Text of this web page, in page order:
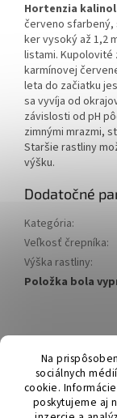
Na
sociálnych
cookie.
poskytujeme aj
Hortenzia
červeno
ker vysoký až 1,2
listami.
karmínovej
leta do začiatku
sa vyvíja od
závislosti od pH
zimnými mrazmi,
Staršie rastliny
výšku.
Dodatočné
Kategória:
Veľkosť črepníka:
Výška rastliny:
Položka bola
á